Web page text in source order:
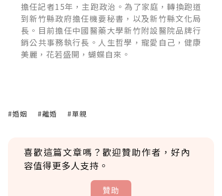
擔任記者15年，主跑政治。為了家庭，轉換跑道
到新竹縣政府擔任機要秘書，以及新竹縣文化局
長。目前擔任中國醫藥大學新竹附設醫院品牌行
銷公共事務執行長。人生哲學，寵愛自己，健康
美麗，花若盛開，蝴蝶自來。
#婚姻 #離婚 #單親
喜歡這篇文章嗎？歡迎贊助作者，好內
容值得更多人支持。
贊助